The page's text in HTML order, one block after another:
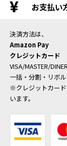
お支払い
決済方法は、
Amazon Pay
クレジットカード
VISA/MASTER/
一括・分割・リボ
※クレジットカー
います。